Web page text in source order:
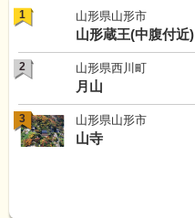
1 山形県山形市
山形蔵王(中腹付近)
2 山形県西川町
月山
3 山形県山形市
山寺